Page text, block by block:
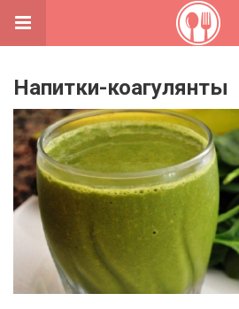
Напитки-коагулянты